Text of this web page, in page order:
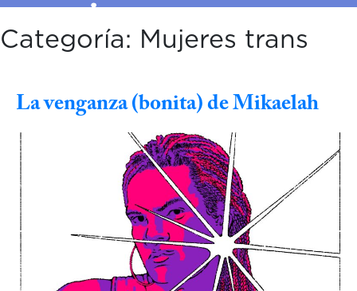
Categoría: Mujeres trans
La venganza (bonita) de Mikaelah